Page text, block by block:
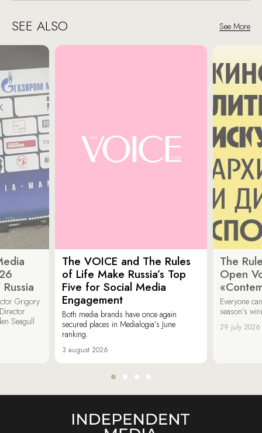
SEE ALSO See More
Grigory
Seagull
The VOICE and The Rules
of Life Make Russia’s Top
Five for Social Media
Engagement
Both media brands have once again
secured places in Medialogia’s June
ranking.
3 august 2026
The
Open
Everyone
season’s
29 july 2026